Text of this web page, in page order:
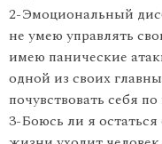
2-Эмоциональный
не умею управлять
имею панические
одной из своих
почувствовать себя
3-Боюсь ли я